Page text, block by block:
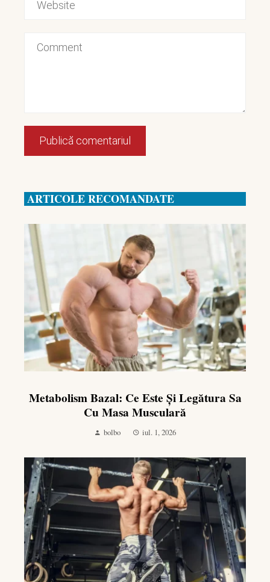
ARTICOLE RECOMANDATE
Metabolism Bazal: Ce Este Și Legătura Sa
Cu Masa Musculară
bolbo iul. 1, 2026